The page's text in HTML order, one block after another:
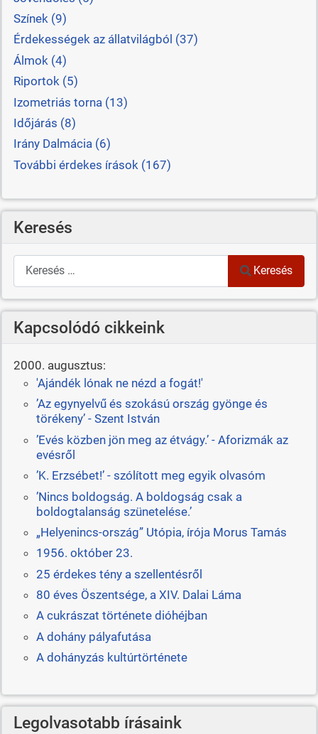
Színek (9)
Érdekességek az állatvilágból (37)
Álmok (4)
Riportok (5)
Izometriás torna (13)
Időjárás (8)
Irány Dalmácia (6)
További érdekes írások (167)
Keresés
Keresés
Keresés
Kapcsolódó cikkeink
2000. augusztus:
'Ajándék lónak ne nézd a fogát!'
’Az egynyelvű és szokású ország gyönge és
törékeny’ - Szent István
’Evés közben jön meg az étvágy.’ - Aforizmák az
evésről
’K. Erzsébet!’ - szólított meg egyik olvasóm
’Nincs boldogság. A boldogság csak a
boldogtalanság szünetelése.’
„Helyenincs-ország” Utópia, írója Morus Tamás
1956. október 23.
25 érdekes tény a szellentésről
80 éves Öszentsége, a XIV. Dalai Láma
A cukrászat története dióhéjban
A dohány pályafutása
A dohányzás kultúrtörténete
Legolvasotabb írásaink